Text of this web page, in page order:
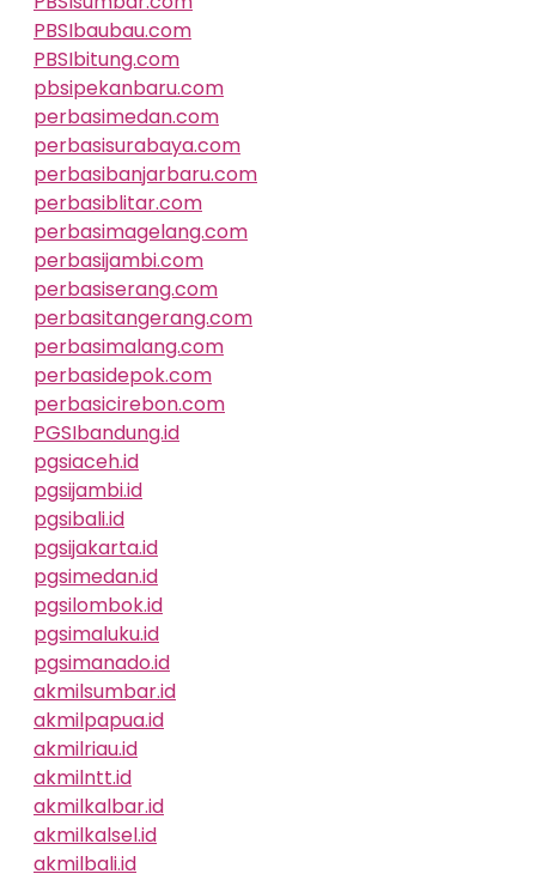
PBSIbaubau.com
PBSIbitung.com
pbsipekanbaru.com
perbasimedan.com
perbasisurabaya.com
perbasibanjarbaru.com
perbasiblitar.com
perbasimagelang.com
perbasijambi.com
perbasiserang.com
perbasitangerang.com
perbasimalang.com
perbasidepok.com
perbasicirebon.com
PGSIbandung.id
pgsiaceh.id
pgsijambi.id
pgsibali.id
pgsijakarta.id
pgsimedan.id
pgsilombok.id
pgsimaluku.id
pgsimanado.id
akmilsumbar.id
akmilpapua.id
akmilriau.id
akmilntt.id
akmilkalbar.id
akmilkalsel.id
akmilbali.id